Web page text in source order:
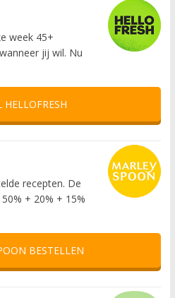
week 45+
jij wil. Nu
HELLOFRESH
recepten. De
+ 20% + 15%
BESTELLEN